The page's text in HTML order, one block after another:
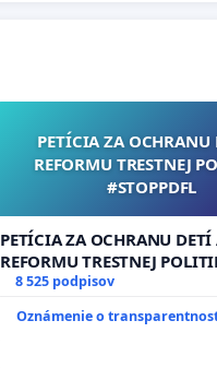
PETÍCIA ZA OCHRANU
REFORMU TRESTNEJ
#STOPPDFL
PETÍCIA ZA OCHRANU DETÍ
REFORMU TRESTNEJ
#STOPPDFL
8 525 podpisov
Oznámenie o